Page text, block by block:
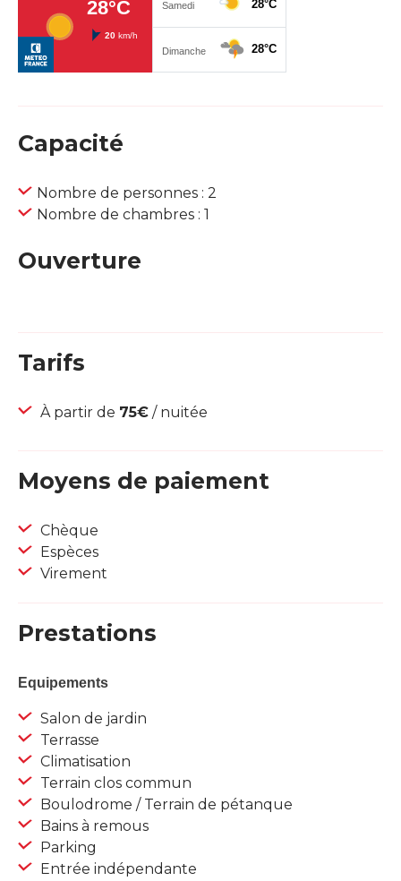
Capacité
Nombre de personnes : 2
Nombre de chambres : 1
Ouverture
Tarifs
À partir de 75€ / nuitée
Moyens de paiement
Chèque
Espèces
Virement
Prestations
Equipements
Salon de jardin
Terrasse
Climatisation
Terrain clos commun
Boulodrome / Terrain de pétanque
Bains à remous
Parking
Entrée indépendante